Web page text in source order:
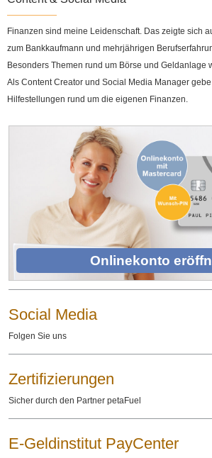
Finanzen sind meine Leidenschaft. Das zeigte sich
zum Bankkaufmann und mehrjährigen
Besonders Themen rund um Börse und Geldanlage
Als Content Creator und Social Media Manager
Hilfestellungen rund um die eigenen Finanzen.
Onlinekonto
Social Media
Folgen Sie uns
Zertifizierungen
Sicher durch den Partner petaFuel
E-Geldinstitut PayCenter